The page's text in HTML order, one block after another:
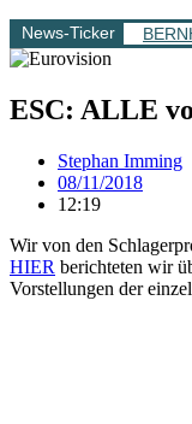
News-Ticker
ESC: ALLE
Stephan Imming
08/11/2018
12:19
Wir von den
HIER berichteten wir
Vorstellungen der